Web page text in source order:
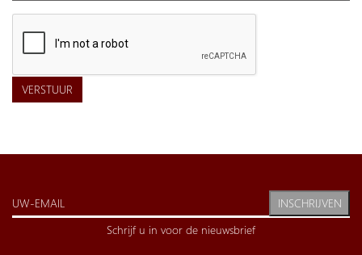
VERSTUUR
INSCHRIJVEN
Schrijf u in voor de nieuwsbrief